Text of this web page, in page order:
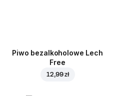
Piwo bezalkoholowe Lech
Free
12,99 zł